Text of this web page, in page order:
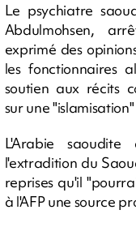
Le psychiatre
Abdulmohsen,
exprimé des
les fonctionnaires
soutien aux récits
sur une
L'Arabie
l'extradition du
reprises qu'il
à l'AFP une source